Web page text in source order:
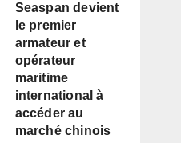
Seaspan devient
le premier
armateur et
opérateur
maritime
international à
accéder au
marché chinois